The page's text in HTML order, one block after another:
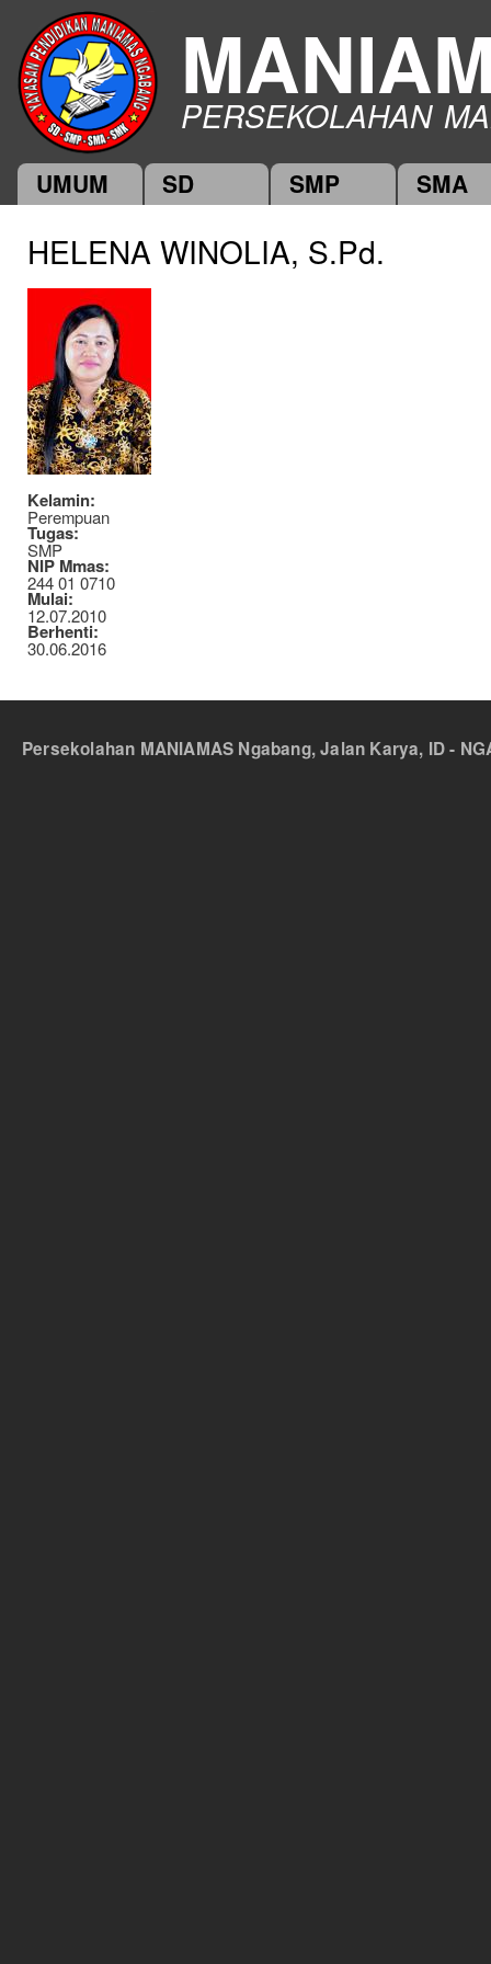
PERSEKOLAHAN
Main menu
UMUM SD SMP SMA
HELENA WINOLIA, S.Pd.
Kelamin:
Perempuan
Tugas:
SMP
NIP Mmas:
244 01 0710
Mulai:
12.07.2010
Berhenti:
30.06.2016
Persekolahan MANIAMAS Ngabang, Jalan Karya, ID -